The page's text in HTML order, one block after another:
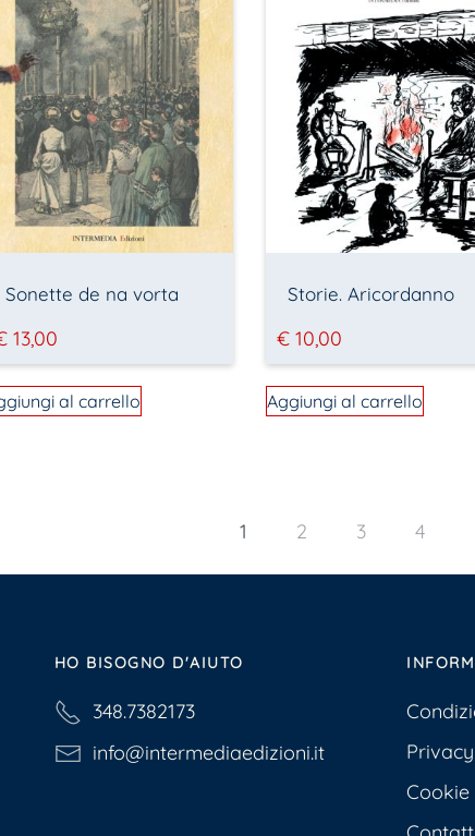
Sonette de na vorta
13,00
al carrello
Storie. Aricordanno
€10,00
Aggiungi al carrello
1 2 3 4
HO BISOGNO D'AIUTO
348.7382173
info@intermediaedizioni.it
Cookie